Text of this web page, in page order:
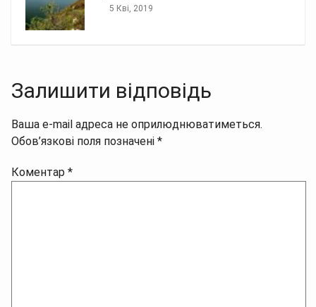
5 Кві, 2019
Залишити відповідь
Ваша e-mail адреса не оприлюднюватиметься.
Обов’язкові поля позначені *
Коментар *